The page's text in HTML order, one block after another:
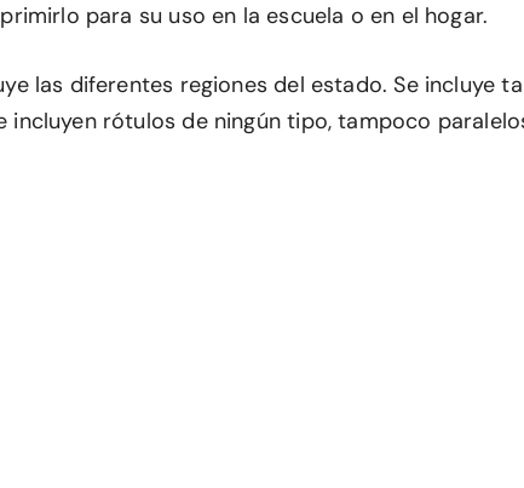
para su uso en la escuela o en el hogar.
las diferentes regiones del estado. Se incluye
incluyen rótulos de ningún tipo, tampoco